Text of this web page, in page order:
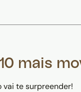
mais
vai te surpreender!